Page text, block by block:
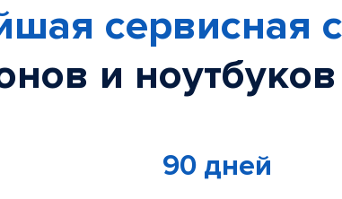
сервисная
и
90 дней